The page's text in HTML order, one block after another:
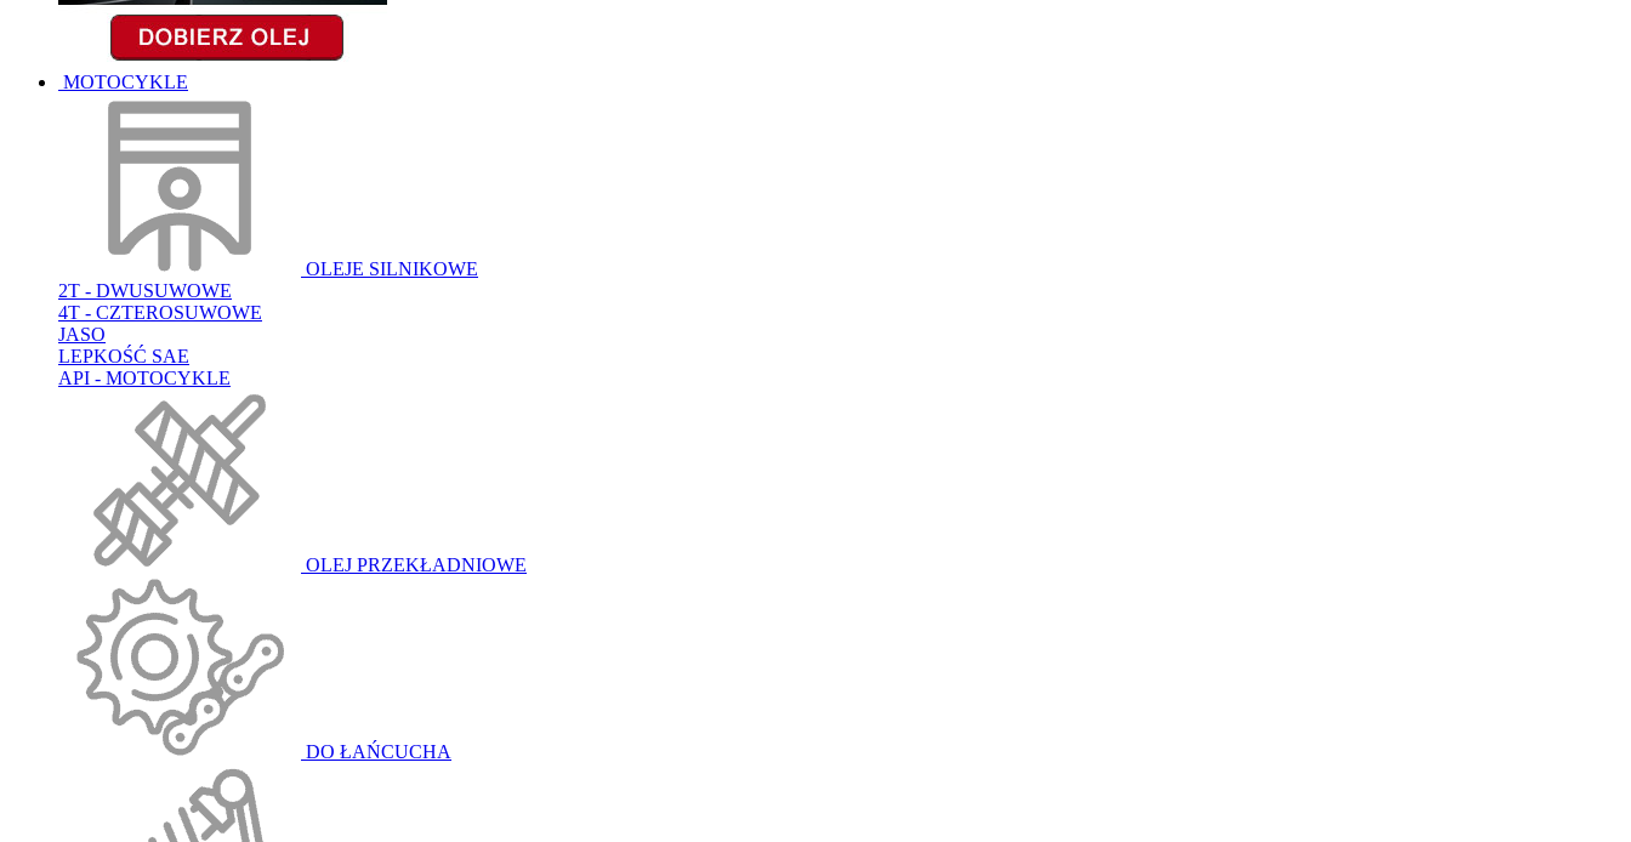
MOTOCYKLE
OLEJE SILNIKOWE
2T - DWUSUWOWE
4T - CZTEROSUWOWE
JASO
LEPKOŚĆ SAE
API - MOTOCYKLE
OLEJ PRZEKŁADNIOWE
DO ŁAŃCUCHA